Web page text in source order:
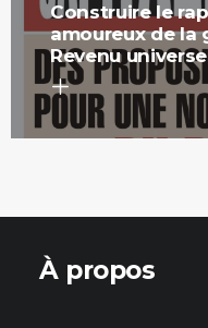
Construire le
amoureux de la
Revenu
À propos